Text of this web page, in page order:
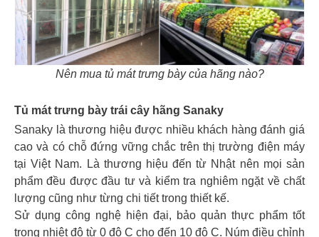
Nên mua tủ mát trưng bày của hãng nào?
Tủ mát trưng bày trái cây hãng Sanaky
Sanaky là thương hiệu được nhiều khách hàng đánh giá
cao và có chỗ đứng vững chắc trên thị trường điện máy
tại Việt Nam. Là thương hiệu đến từ Nhật nên mọi sản
phẩm đều được đầu tư và kiểm tra nghiêm ngặt về chất
lượng cũng như từng chi tiết trong thiết kế.
Sử dụng công nghệ hiện đại, bảo quản thực phẩm tốt
trong nhiệt độ từ 0 độ C cho đến 10 độ C. Núm điều chỉnh